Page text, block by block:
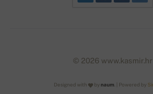
© 2026 www.kasmir.hr
Designed with by naum . | Powered by